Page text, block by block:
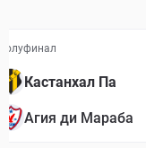
Кастанхал Па
Агия ди Мараба